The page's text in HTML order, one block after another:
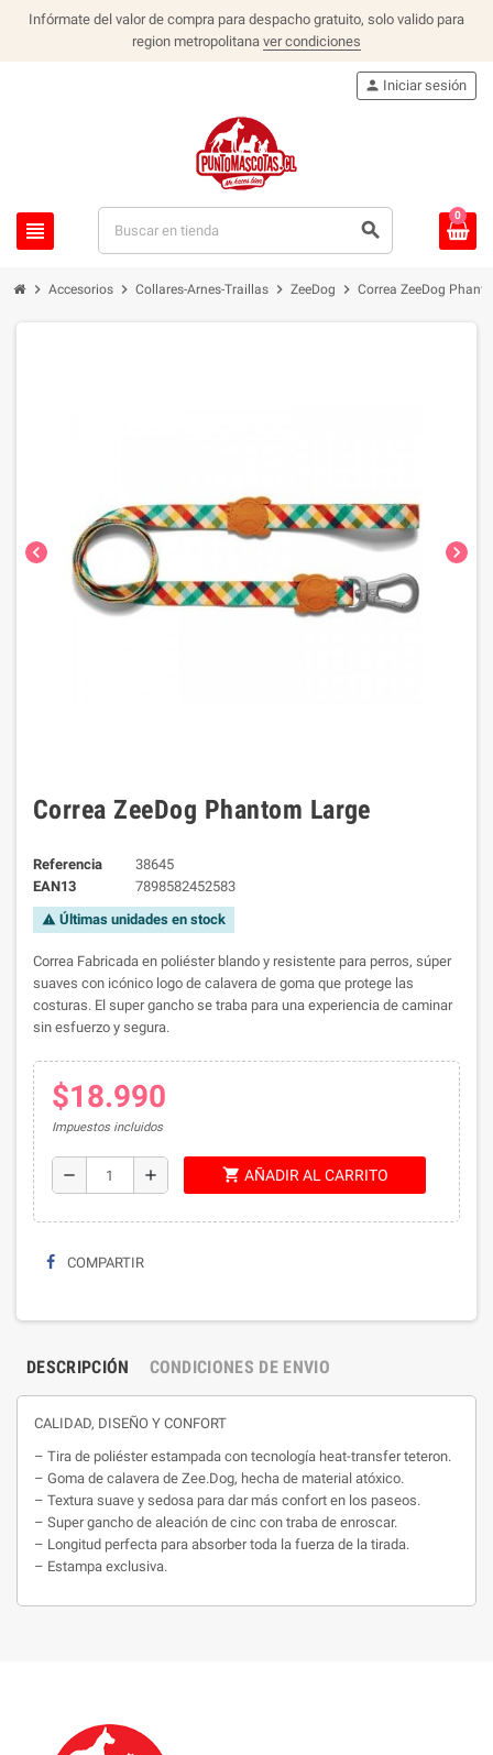
Infórmate del valor de compra para despacho gratuito, solo valido para
region metropolitana ver condiciones
view_headline search
person Iniciar sesión
0
chevron_right Accesorios chevron_right Collares-Arnes-Traillas chevron_right ZeeDog chevron_right Correa ZeeDog
chevron_left chevron_right
Correa ZeeDog Phantom Large
Referencia
38645
EAN13
7898582452583
warning Últimas unidades en stock
Correa Fabricada en poliéster blando y resistente para perros, súper
suaves con icónico logo de calavera de goma que protege las
costuras. El super gancho se traba para una experiencia de caminar
sin esfuerzo y segura.
$18.990
Impuestos incluidos
remove add shopping_cart AÑADIR AL CARRITO
COMPARTIR
DESCRIPCIÓN CONDICIONES DE ENVIO
CALIDAD, DISEÑO Y CONFORT
– Tira de poliéster estampada con tecnología heat-transfer teteron.
– Goma de calavera de Zee.Dog, hecha de material atóxico.
– Textura suave y sedosa para dar más confort en los paseos.
– Super gancho de aleación de cinc con traba de enroscar.
– Longitud perfecta para absorber toda la fuerza de la tirada.
– Estampa exclusiva.